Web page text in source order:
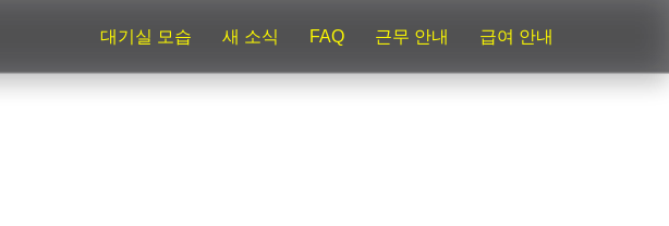
대기실 모습 새 소식 FAQ 근무 안내 급여 안내